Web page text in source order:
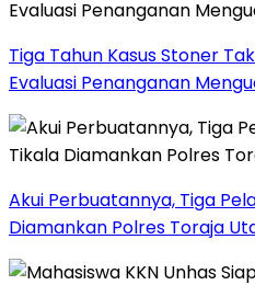
Tiga Tahun Kasus Stoner
Evaluasi Penanganan
Akui Perbuatannya, Tiga
Diamankan Polres Toraja